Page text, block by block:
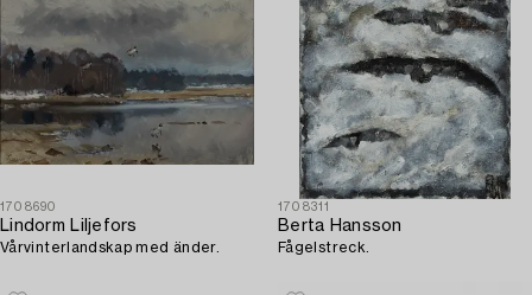
1708690
Lindorm Liljefors
Vårvinterlandskap med änder.
1708311
Berta Hansson
Fågelstreck.